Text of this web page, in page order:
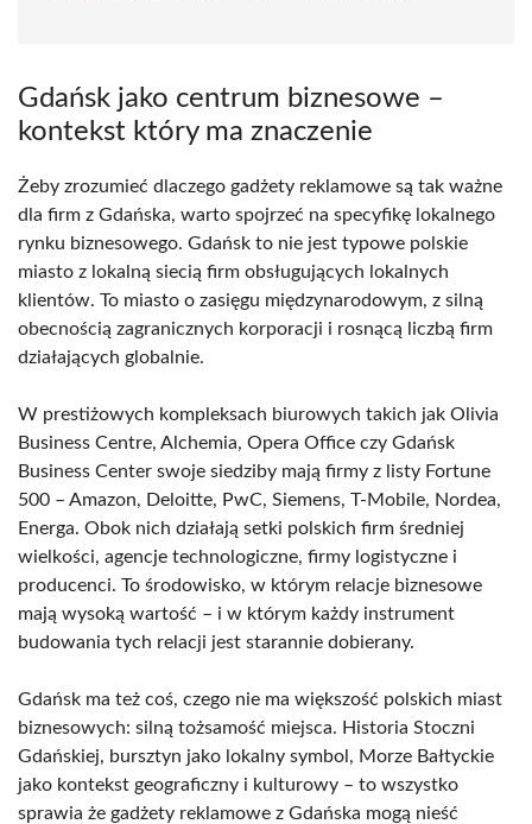
Gdańsk jako centrum biznesowe –
kontekst który ma znaczenie
Żeby zrozumieć dlaczego gadżety reklamowe są tak ważne
dla firm z Gdańska, warto spojrzeć na specyfikę lokalnego
rynku biznesowego. Gdańsk to nie jest typowe polskie
miasto z lokalną siecią firm obsługujących lokalnych
klientów. To miasto o zasięgu międzynarodowym, z silną
obecnością zagranicznych korporacji i rosnącą liczbą firm
działających globalnie.
W prestiżowych kompleksach biurowych takich jak Olivia
Business Centre, Alchemia, Opera Office czy Gdańsk
Business Center swoje siedziby mają firmy z listy Fortune
500 – Amazon, Deloitte, PwC, Siemens, T-Mobile, Nordea,
Energa. Obok nich działają setki polskich firm średniej
wielkości, agencje technologiczne, firmy logistyczne i
producenci. To środowisko, w którym relacje biznesowe
mają wysoką wartość – i w którym każdy instrument
budowania tych relacji jest starannie dobierany.
Gdańsk ma też coś, czego nie ma większość polskich miast
biznesowych: silną tożsamość miejsca. Historia Stoczni
Gdańskiej, bursztyn jako lokalny symbol, Morze Bałtyckie
jako kontekst geograficzny i kulturowy – to wszystko
sprawia że gadżety reklamowe z Gdańska mogą nieść